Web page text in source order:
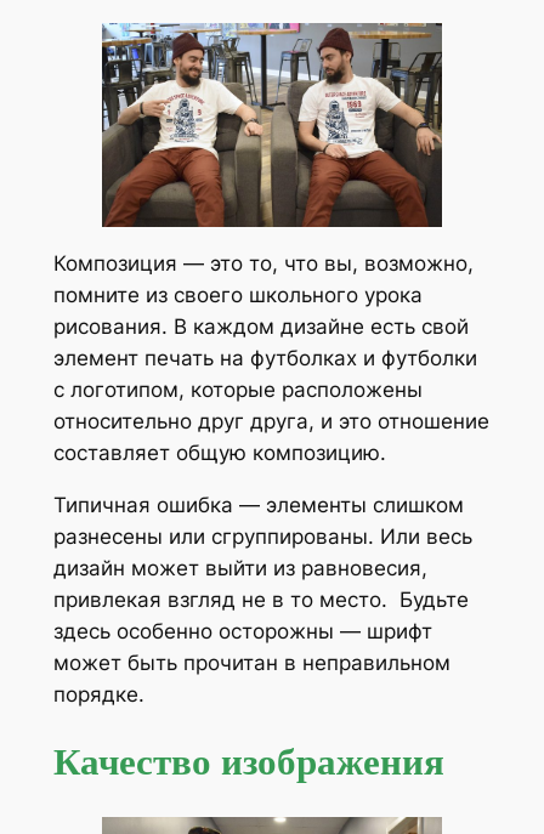
Композиция — это то, что вы, возможно,
помните из своего школьного урока
рисования. В каждом дизайне есть свой
элемент печать на футболках и футболки
с логотипом, которые расположены
относительно друг друга, и это отношение
составляет общую композицию.
Типичная ошибка — элементы слишком
разнесены или сгруппированы. Или весь
дизайн может выйти из равновесия,
привлекая взгляд не в то место. Будьте
здесь особенно осторожны — шрифт
может быть прочитан в неправильном
порядке.
Качество изображения